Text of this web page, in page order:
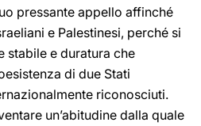
pressante appello affinché
e Palestinesi, perché si
stabile e duratura che
di due Stati
riconosciuti.
un’abitudine dalla quale